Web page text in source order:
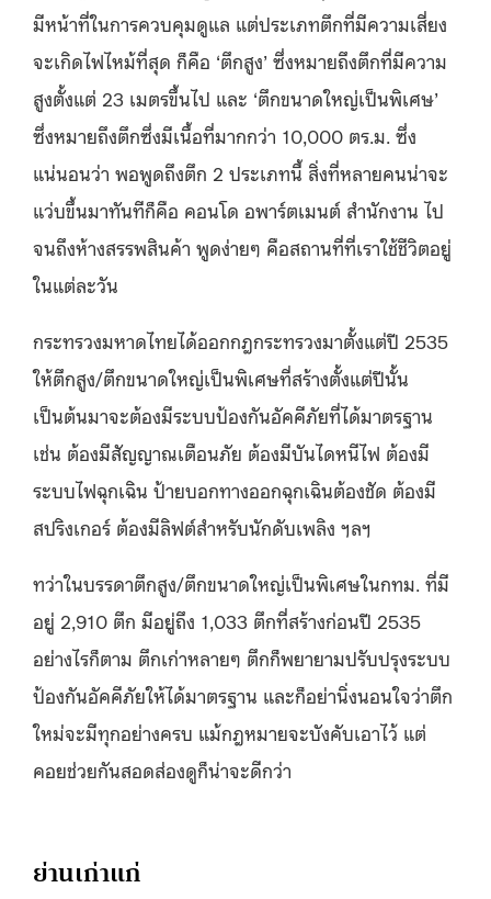
มีหน้าที่ในการควบคุมดูแล แต่ประเภทตึกที่มีความเสี่ยง
จะเกิดไฟไหม้ที่สุด ก็คือ ‘ตึกสูง’ ซึ่งหมายถึงตึกที่มีความ
สูงตั้งแต่ 23 เมตรขึ้นไป และ ‘ตึกขนาดใหญ่เป็นพิเศษ’
ซึ่งหมายถึงตึกซึ่งมีเนื้อที่มากกว่า 10,000 ตร.ม. ซึ่ง
แน่นอนว่า พอพูดถึงตึก 2 ประเภทนี้ สิ่งที่หลายคนน่าจะ
แว่บขึ้นมาทันทีก็คือ คอนโด อพาร์ตเมนต์ สำนักงาน ไป
จนถึงห้างสรรพสินค้า พูดง่ายๆ คือสถานที่ที่เราใช้ชีวิตอยู่
ในแต่ละวัน
กระทรวงมหาดไทยได้ออกกฎกระทรวงมาตั้งแต่ปี 2535
ให้ตึกสูง/ตึกขนาดใหญ่เป็นพิเศษที่สร้างตั้งแต่ปีนั้น
เป็นต้นมาจะต้องมีระบบป้องกันอัคคีภัยที่ได้มาตรฐาน
เช่น ต้องมีสัญญาณเตือนภัย ต้องมีบันไดหนีไฟ ต้องมี
ระบบไฟฉุกเฉิน ป้ายบอกทางออกฉุกเฉินต้องชัด ต้องมี
สปริงเกอร์ ต้องมีลิฟต์สำหรับนักดับเพลิง ฯลฯ
ทว่าในบรรดาตึกสูง/ตึกขนาดใหญ่เป็นพิเศษในกทม. ที่มี
อยู่ 2,910 ตึก มีอยู่ถึง 1,033 ตึกที่สร้างก่อนปี 2535
อย่างไรก็ตาม ตึกเก่าหลายๆ ตึกก็พยายามปรับปรุงระบบ
ป้องกันอัคคีภัยให้ได้มาตรฐาน และก็อย่านิ่งนอนใจว่าตึก
ใหม่จะมีทุกอย่างครบ แม้กฎหมายจะบังคับเอาไว้ แต่
คอยช่วยกันสอดส่องดูก็น่าจะดีกว่า
ย่านเก่าแก่